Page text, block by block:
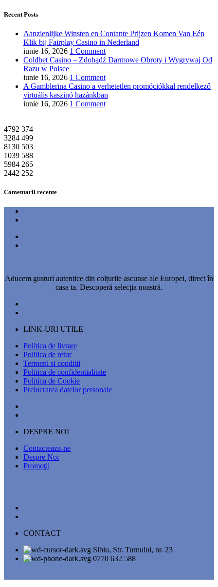
Recent Posts
Aanzienlijke Winsten en Contante Prijzen Komen Van Eén
Klik bij Fairplay Casino in Nederland
iunie 16, 2026 1 Comment
Coldbet Casino – Zdobądź Darmowe Obroty i Wygrywaj Od
Razu w Polsce
iunie 16, 2026 1 Comment
A Gamblerina Casino a verhetetlen promóciókkal rendelkező
virtuális kaszinó hazánkban
iunie 16, 2026 1 Comment
4792 374
3284 499
8130 503
1039 588
5984 265
2442 252
Comentarii recente
Aducem gusturi autentice din colțurile ascunse ale Europei, direct în
casa ta. Descoperă selecția noastră.
LINK-URI UTILE
Politica de livrare
Politica de retur
Termeni si conditii
Politica de confidentialitate
Politica de Cookie
Prelucrarea datelor personale
DESPRE NOI
Contacteaza-ne
Despre Noi
Promoţii
CONTACT
Sibiu, Str. Turnului, nr. 23
0770 632 588